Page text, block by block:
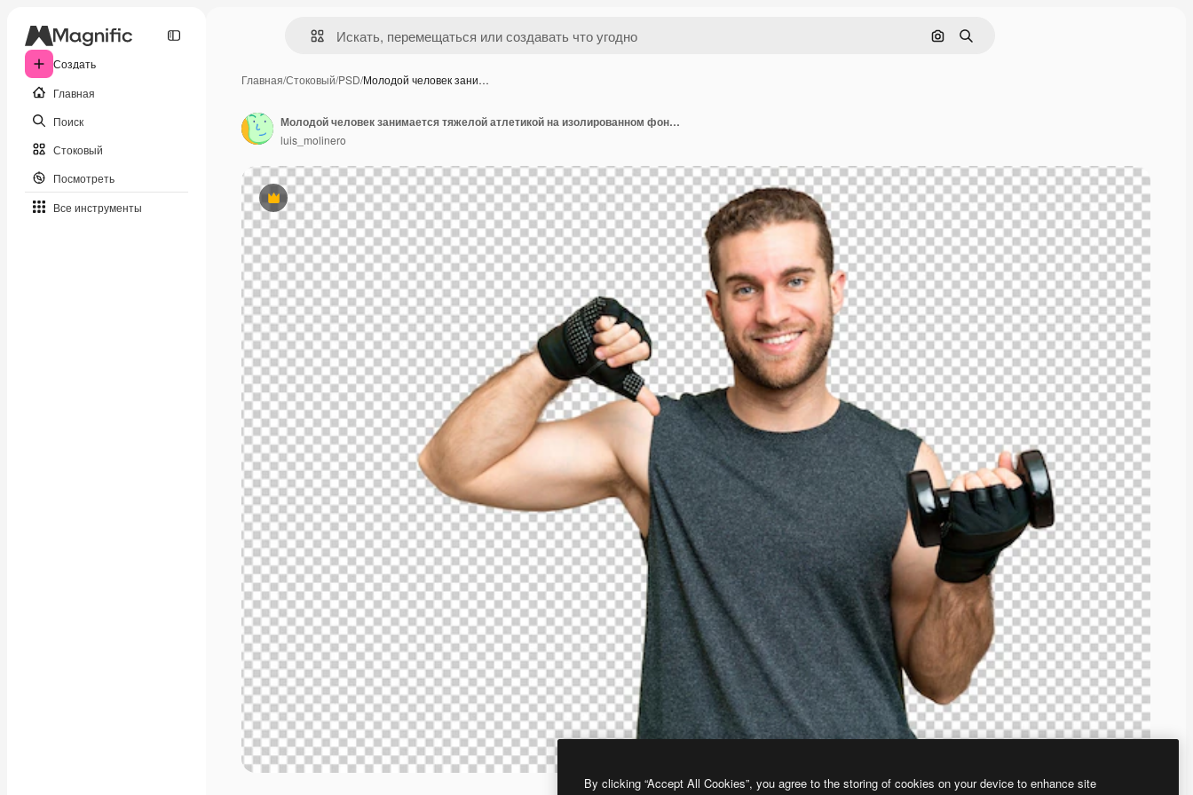
Создать
Главная
Поиск
Стоковый
Посмотреть
Все инструменты
Поиск по изображению
Поиск
Главная/Стоковый/PSD/Молодой человек зани…
Премиум
Молодой человек занимается тяжелой атлетикой на изолированном фоне, гордый и самодовольный.
luis_molinero
By clicking “Accept All Cookies”, you agree to the storing of cookies on your device to enhance site